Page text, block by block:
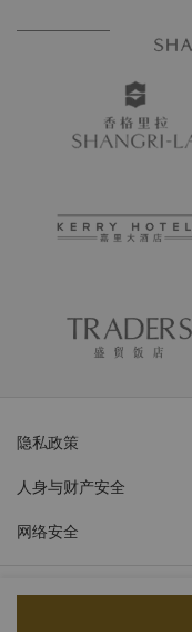
隐私政策
人身与财产安全
网络安全
© 2026 香格里拉饭店